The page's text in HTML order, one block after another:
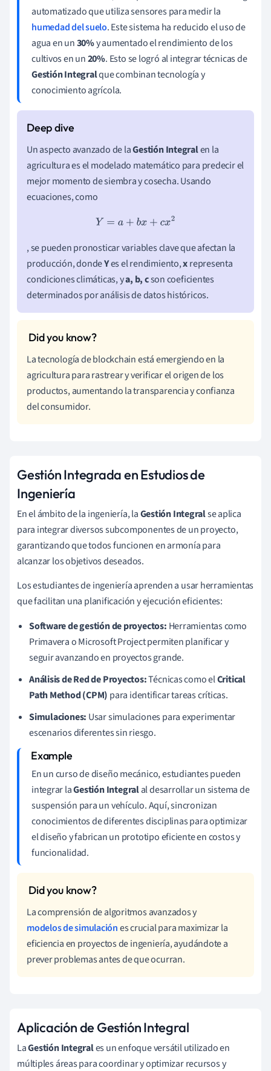
automatizado que utiliza sensores para medir la
humedad del suelo. Este sistema ha reducido el uso de
agua en un30%y aumentado el rendimiento de los
cultivos en un20%. Esto se logró al integrar técnicas de
Gestión Integralque combinan tecnología y
conocimiento agrícola.
Un aspecto avanzado de laGestión Integralen la
agricultura es el modelado matemático para predecir el
mejor momento de siembra y cosecha. Usando
ecuaciones, como
Y =a+b x+c x2
, se pueden pronosticar variables clave que afectan la
producción, dondeYes el rendimiento,xrepresenta
condiciones climáticas, ya, b, cson coeficientes
determinados por análisis de datos históricos.
La tecnología de blockchain está emergiendo en la
agricultura para rastrear y verificar el origen de los
productos, aumentando la transparencia y confianza
del consumidor.
Gestión Integrada en Estudios de
Ingeniería
En el ámbito de la ingeniería, laGestión Integralse aplica
para integrar diversos subcomponentes de un proyecto,
garantizando que todos funcionen en armonía para
alcanzar los objetivos deseados.
Los estudiantes de ingeniería aprenden a usar herramientas
que facilitan una planificación y ejecución eficientes:
Software de gestión de proyectos: Herramientas como
Primavera o Microsoft Project permiten planificar y
seguir avanzando en proyectos grande.
Análisis de Red de Proyectos:Técnicas como elCritical
Path Method (CPM) para identificar tareas críticas.
Simulaciones: Usar simulaciones para experimentar
escenarios diferentes sin riesgo.
En un curso de diseño mecánico, estudiantes pueden
integrar laGestión Integralal desarrollar un sistema de
suspensión para un vehículo. Aquí, sincronizan
conocimientos de diferentes disciplinas para optimizar
el diseño y fabrican un prototipo eficiente en costos y
funcionalidad.
La comprensión de algoritmos avanzados y
modelos de simulaciónes crucial para maximizar la
eficiencia en proyectos de ingeniería, ayudándote a
prever problemas antes de que ocurran.
Aplicación de Gestión Integral
LaGestión Integrales un enfoque versátil utilizado en
múltiples áreas para coordinar y optimizar recursos y